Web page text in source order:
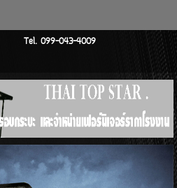
Tel. 099-043-4009